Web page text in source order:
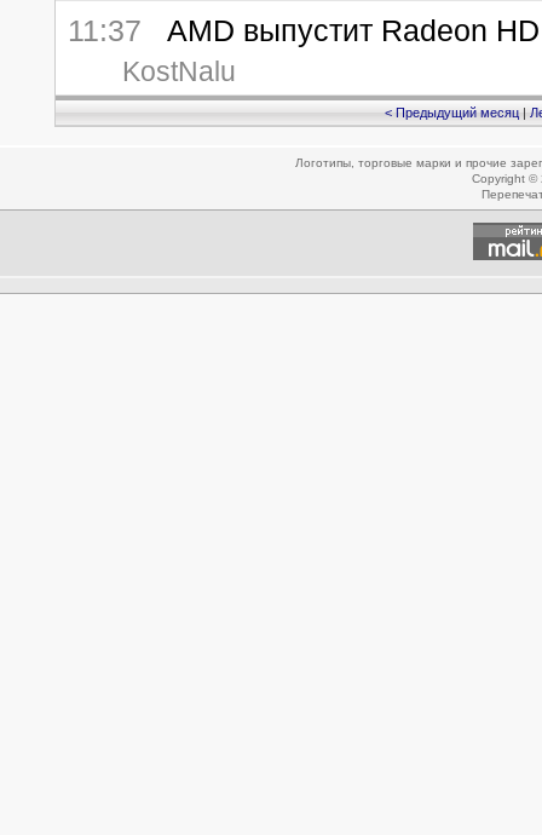
11:37 AMD выпустит Radeon
KostNalu
< Предыдущий месяц|
Логотипы, торговые марки и прочие
Copyright ©